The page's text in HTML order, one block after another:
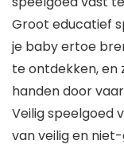
Groot educatief
je baby ertoe
te ontdekken, en
handen door
Veilig speelgoed
van veilig en